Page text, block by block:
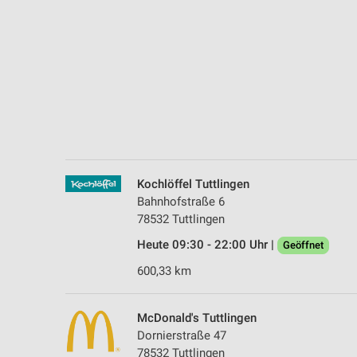
Kochlöffel Tuttlingen
Bahnhofstraße 6
78532 Tuttlingen
Heute 09:30 - 22:00 Uhr |
Geöffnet
600,33 km
McDonald's Tuttlingen
Dornierstraße 47
78532 Tuttlingen
Verwendung genauer Standortdaten
Geräte anhand von aktiv angeforderten Informationen
Funktional